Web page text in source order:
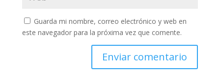
Guarda mi nombre, correo electrónico y web en
este navegador para la próxima vez que comente.